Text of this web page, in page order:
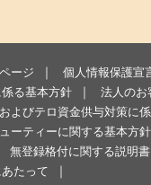
ージ 個人情報保護宣
る基本方針
法人のお
よびテロ資金供与対策に
ーティーに関する基本方
無登録格付に関する説明書
たって